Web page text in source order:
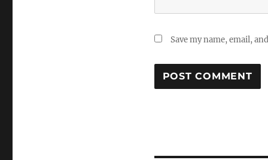
Save my name, email,